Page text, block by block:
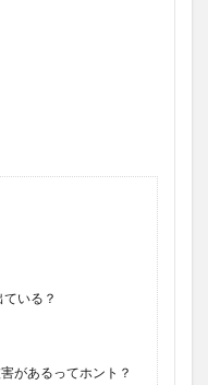
いる？
があるってホント？